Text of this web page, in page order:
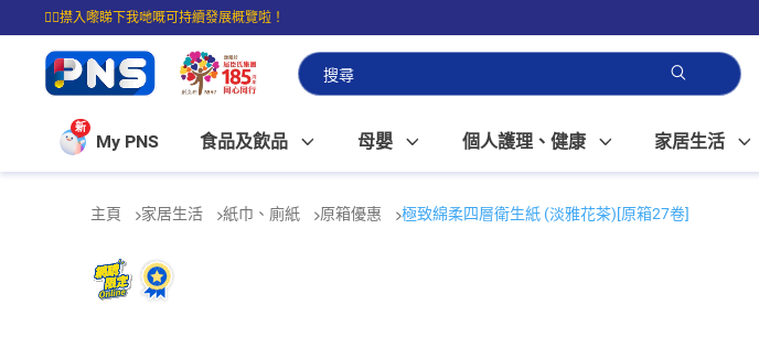
☝🏼㩒入嚟睇下我哋嘅可持續發展概覽啦！
⭐購物滿$399即享免費送貨；滿$100即可免費店取。
新
My PNS 食品及飲品 母嬰 個人護理、健康 家居生活
主頁 家居生活 紙巾、廁紙 原箱優惠 極致綿柔四層衛生紙 (淡雅花茶)[原箱27卷]